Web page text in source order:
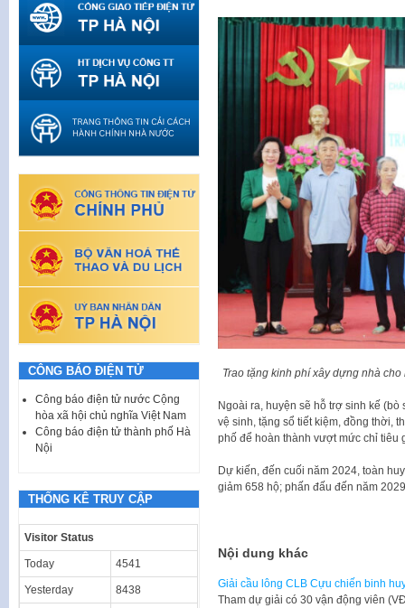
Trao tặng kinh phí xây dựng nhà
Ngoài ra, huyện sẽ hỗ trợ sinh kế
vệ sinh, tặng sổ tiết kiệm, đồng thời,
phố để hoàn thành vượt mức chỉ
Dự kiến, đến cuối năm 2024, toàn
giảm 658 hộ; phấn đấu đến năm
Nội dung khác
Giải cầu lông CLB Cựu chiến binh
Tham dự giải có 30 vận động viên
CÔNG BÁO ĐIỆN TỬ
Công báo điện tử nước Cộng
hòa xã hội chủ nghĩa Việt Nam
Công báo điện tử thành phố Hà
Nội
THỐNG KÊ TRUY CẬP
Visitor Status
Today 4541
Yesterday 8438